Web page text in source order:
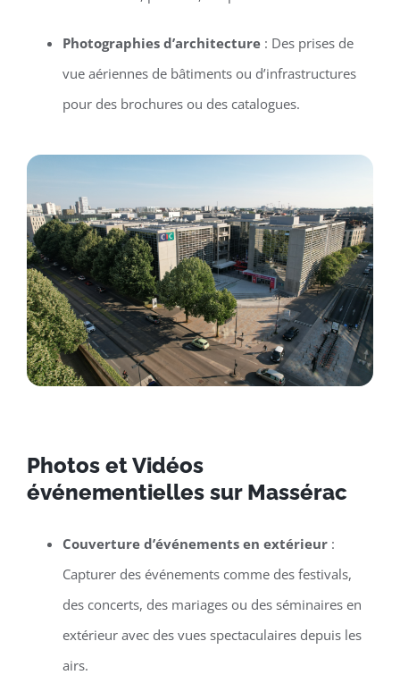
Photographies d’architecture: Des prises de
vue aériennes de bâtiments ou d’infrastructures
pour des brochures ou des catalogues.
Photos et Vidéos
événementielles sur Massérac
Couverture d’événements en extérieur:
Capturer des événements comme des festivals,
des concerts, des mariages ou des séminaires en
extérieur avec des vues spectaculaires depuis les
airs.